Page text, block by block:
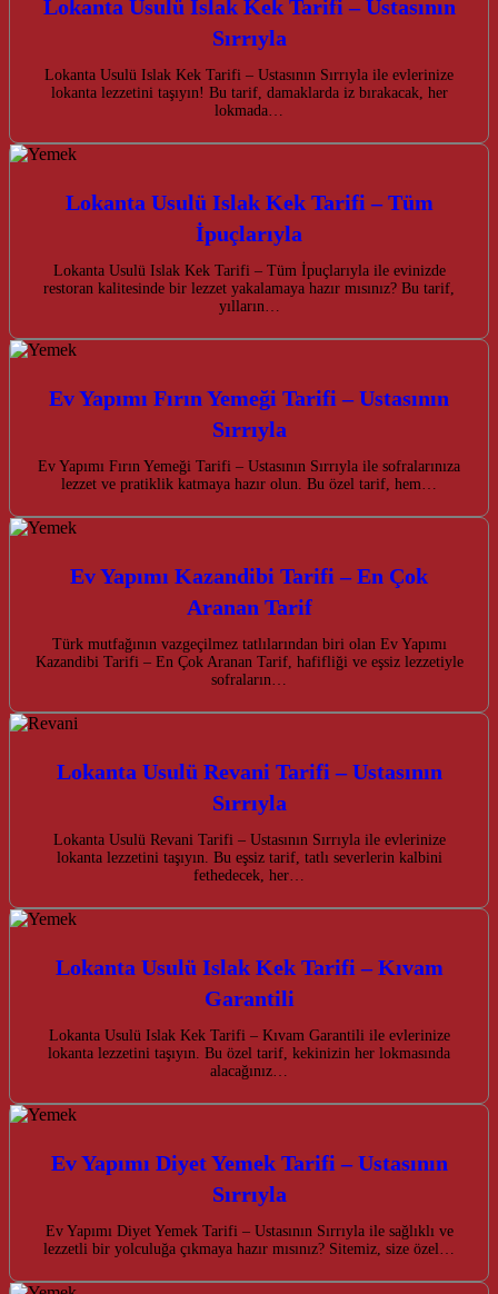
Lokanta Usulü Islak Kek Tarifi – Ustasının
Sırrıyla
Lokanta Usulü Islak Kek Tarifi – Ustasının Sırrıyla ile evlerinize
lokanta lezzetini taşıyın! Bu tarif, damaklarda iz bırakacak, her
lokmada…
Lokanta Usulü Islak Kek Tarifi – Tüm
İpuçlarıyla
Lokanta Usulü Islak Kek Tarifi – Tüm İpuçlarıyla ile evinizde
restoran kalitesinde bir lezzet yakalamaya hazır mısınız? Bu tarif,
yılların…
Ev Yapımı Fırın Yemeği Tarifi – Ustasının
Sırrıyla
Ev Yapımı Fırın Yemeği Tarifi – Ustasının Sırrıyla ile sofralarınıza
lezzet ve pratiklik katmaya hazır olun. Bu özel tarif, hem…
Ev Yapımı Kazandibi Tarifi – En Çok
Aranan Tarif
Türk mutfağının vazgeçilmez tatlılarından biri olan Ev Yapımı
Kazandibi Tarifi – En Çok Aranan Tarif, hafifliği ve eşsiz lezzetiyle
sofraların…
Lokanta Usulü Revani Tarifi – Ustasının
Sırrıyla
Lokanta Usulü Revani Tarifi – Ustasının Sırrıyla ile evlerinize
lokanta lezzetini taşıyın. Bu eşsiz tarif, tatlı severlerin kalbini
fethedecek, her…
Lokanta Usulü Islak Kek Tarifi – Kıvam
Garantili
Lokanta Usulü Islak Kek Tarifi – Kıvam Garantili ile evlerinize
lokanta lezzetini taşıyın. Bu özel tarif, kekinizin her lokmasında
alacağınız…
Ev Yapımı Diyet Yemek Tarifi – Ustasının
Sırrıyla
Ev Yapımı Diyet Yemek Tarifi – Ustasının Sırrıyla ile sağlıklı ve
lezzetli bir yolculuğa çıkmaya hazır mısınız? Sitemiz, size özel…